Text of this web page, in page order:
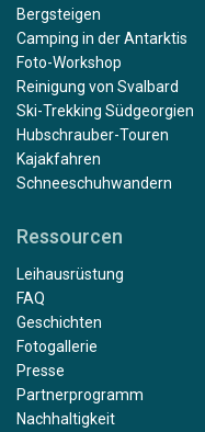
Bergsteigen
Camping in der Antarktis
Foto-Workshop
Reinigung von Svalbard
Ski-Trekking Südgeorgien
Hubschrauber-Touren
Kajakfahren
Schneeschuhwandern
Ressourcen
Leihausrüstung
FAQ
Geschichten
Fotogallerie
Presse
Partnerprogramm
Nachhaltigkeit